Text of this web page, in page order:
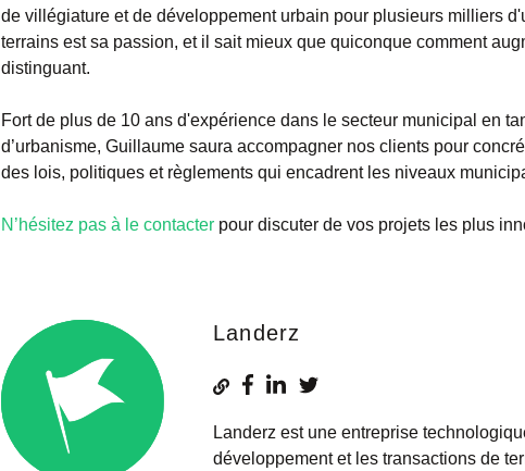
de villégiature et de développement urbain pour plusieurs milliers
terrains est sa passion, et il sait mieux que quiconque comment
distinguant.
Fort de plus de 10 ans d'expérience dans le secteur municipal en
d’urbanisme, Guillaume saura accompagner nos clients pour
des lois, politiques et règlements qui encadrent les niveaux
N’hésitez pas à le contacter pour discuter de vos projets les plus
Landerz
Landerz est une entreprise
développement et les transactions de